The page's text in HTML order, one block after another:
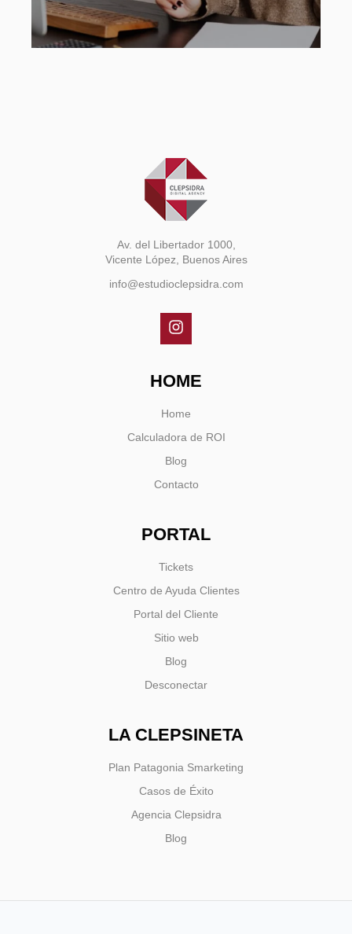
Av. del Libertador 1000,
Vicente López, Buenos Aires
info@estudioclepsidra.com
HOME
Home
Calculadora de ROI
Blog
Contacto
PORTAL
Tickets
Centro de Ayuda Clientes
Portal del Cliente
Sitio web
Blog
Desconectar
LA CLEPSINETA
Plan Patagonia Smarketing
Casos de Éxito
Agencia Clepsidra
Blog